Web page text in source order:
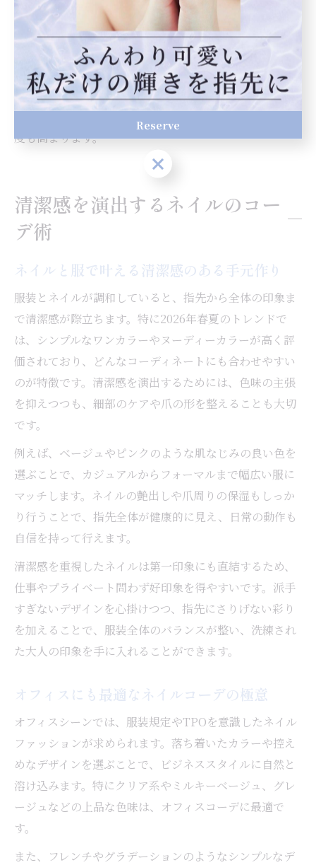
注意点として、派手なネイルデザインはシンプルな服に
合わせることでバランスが取りやすくなります。逆に、
柄物やカラフルな服の場合は、ネイルはワンカラーや控
えめなデザインを選ぶと洗練された印象に。ネイルと服
の調和を意識することで、毎日のコーディネートの満足
度も高まります。
清潔感を演出するネイルのコー
デ術
ネイルと服で叶える清潔感のある手元作り
服装とネイルが調和していると、指先から全体の印象ま
で清潔感が際立ちます。特に2026年春夏のトレンドで
は、シンプルなワンカラーやヌーディーカラーが高く評
価されており、どんなコーディネートにも合わせやすい
のが特徴です。清潔感を演出するためには、色味の主張
を抑えつつも、細部のケアや爪の形を整えることも大切
です。
例えば、ベージュやピンクのような肌なじみの良い色を
選ぶことで、カジュアルからフォーマルまで幅広い服に
マッチします。ネイルの艶出しや爪周りの保湿もしっか
り行うことで、指先全体が健康的に見え、日常の動作も
自信を持って行えます。
清潔感を重視したネイルは第一印象にも直結するため、
仕事やプライベート問わず好印象を得やすいです。派手
すぎないデザインを心掛けつつ、指先にさりげない彩り
を加えることで、服装全体のバランスが整い、洗練され
た大人の印象を手に入れることができます。
オフィスにも最適なネイルコーデの極意
オフィスシーンでは、服装規定やTPOを意識したネイル
ファッションが求められます。落ち着いたカラーや控え
めなデザインを選ぶことで、ビジネススタイルに自然と
溶け込みます。特にクリア系やミルキーベージュ、グレ
ージュなどの上品な色味は、オフィスコーデに最適で
す。
また、フレンチやグラデーションのようなシンプルなデ
Reserve
Reserve